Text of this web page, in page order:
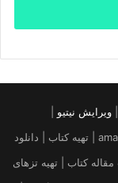
ویرایش نیتیو
دانلود مقاله | خرید کتاب آمازون | فروش کیندل amazon | تهیه کتاب | دانلود
کتاب | تهیه تزهای